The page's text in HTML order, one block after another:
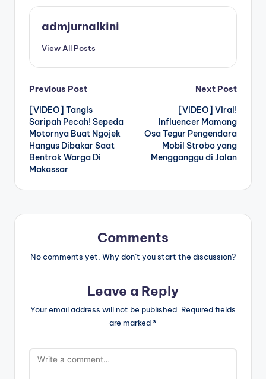
admjurnalkini
View All Posts
Post
navigation
Previous Post
[VIDEO] Tangis
Saripah Pecah! Sepeda
Motornya Buat Ngojek
Hangus Dibakar Saat
Bentrok Warga Di
Makassar
Next Post
[VIDEO] Viral!
Influencer Mamang
Osa Tegur Pengendara
Mobil Strobo yang
Mengganggu di Jalan
Comments
No comments yet. Why don’t you start the discussion?
Leave a Reply
Your email address will not be published. Required fields
are marked*